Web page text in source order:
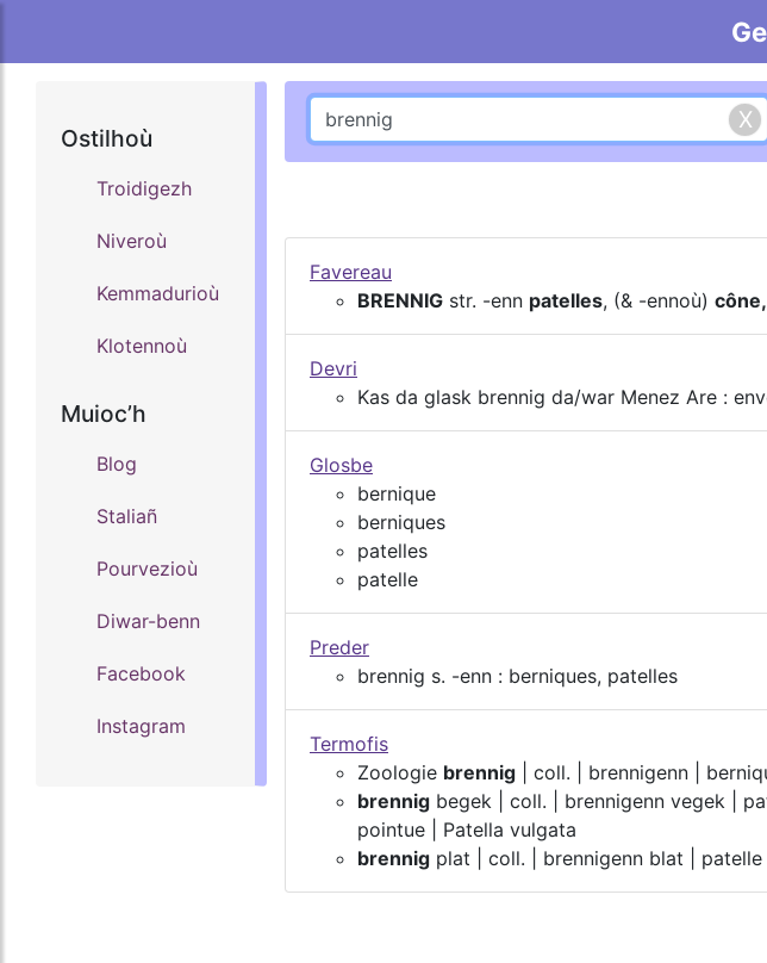
Ostilhoù
Troidigezh
Niveroù
Kemmadurioù
Klotennoù
Muiocʼh
Blog
Staliañ
Pourvezioù
Diwar-benn
Facebook
Instagram
Favereau
BRENNIG str. -enn patelles, (& -ennoù)
Devri
Kas da glask brennig da/war Menez Are :
Glosbe
bernique
berniques
patelles
patelle
Preder
brennig s. -enn : berniques, patelles
Termofis
Zoologie brennig | coll. | brennigenn |
brennig begek | coll. | brennigenn vegek |
pointue | Patella vulgata
brennig plat | coll. | brennigenn blat |